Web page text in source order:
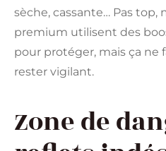
sèche, cassante… Pas top,
premium utilisent des
pour protéger, mais ça ne
rester vigilant.
Zone de